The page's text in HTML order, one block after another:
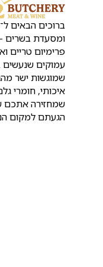
ומסעדת בשרים
פרימיום טריים
עמוקים
שמוגשות ישר
איכותי, חומרי
שמחזירה אתכם
הגעתם למקום